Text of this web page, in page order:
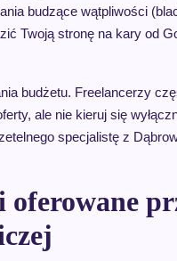
budzące wątpliwości
Twoją stronę na kary od
budżetu. Freelancerzy
ale nie kieruj się
specjalistę z
oferowane